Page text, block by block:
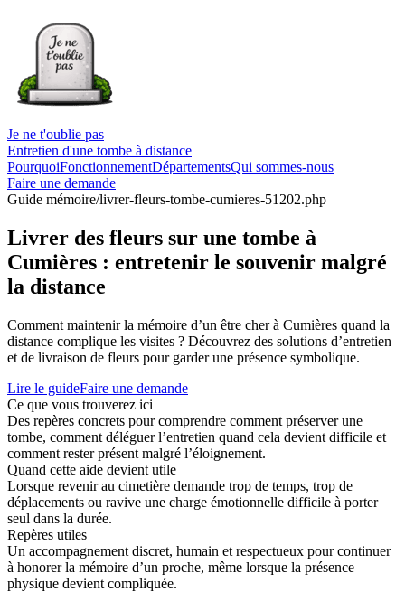
Je ne t'oublie pas
Entretien d'une tombe à distance
PourquoiFonctionnementDépartementsQui sommes-nous
Faire une demande
Guide mémoire/livrer-fleurs-tombe-cumieres-51202.php
Livrer des fleurs sur une tombe à
Cumières : entretenir le souvenir malgré
la distance
Comment maintenir la mémoire d’un être cher à Cumières quand la
distance complique les visites ? Découvrez des solutions d’entretien
et de livraison de fleurs pour garder une présence symbolique.
Lire le guideFaire une demande
Ce que vous trouverez ici
Des repères concrets pour comprendre comment préserver une
tombe, comment déléguer l’entretien quand cela devient difficile et
comment rester présent malgré l’éloignement.
Quand cette aide devient utile
Lorsque revenir au cimetière demande trop de temps, trop de
déplacements ou ravive une charge émotionnelle difficile à porter
seul dans la durée.
Repères utiles
Un accompagnement discret, humain et respectueux pour continuer
à honorer la mémoire d’un proche, même lorsque la présence
physique devient compliquée.